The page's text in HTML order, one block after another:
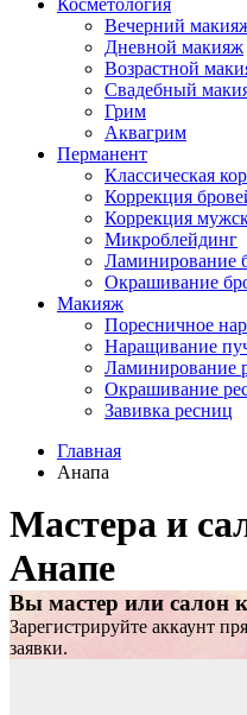
Косметология
Вечерний
Дневной макияж
Возрастной
Свадебный
Грим
Аквагрим
Перманент
Классическая
Коррекция
Коррекция
Микроблейдинг
Ламинирование
Окрашивание
Макияж
Поресничное
Наращивание
Ламинирование
Окрашивание
Завивка ресниц
Главная
Анапа
Мастера и
Анапе
Вы мастер или салон
Зарегистрируйте аккаунт
заявки.